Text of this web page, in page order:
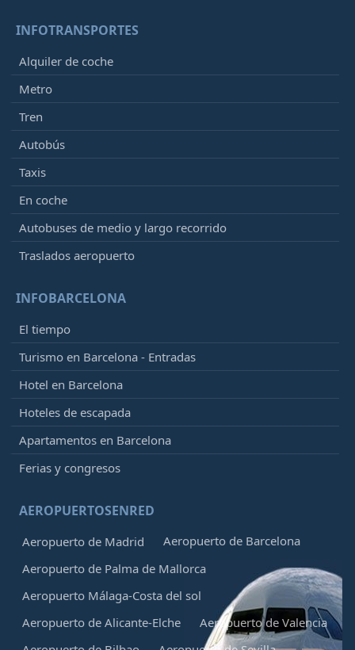
INFOTRANSPORTES
Alquiler de coche
Metro
Tren
Autobús
Taxis
En coche
Autobuses de medio y largo recorrido
Traslados aeropuerto
INFOBARCELONA
El tiempo
Turismo en Barcelona - Entradas
Hotel en Barcelona
Hoteles de escapada
Apartamentos en Barcelona
Ferias y congresos
AEROPUERTOSENRED
Aeropuerto de Madrid
Aeropuerto de Barcelona
Aeropuerto de Palma de Mallorca
Aeropuerto Málaga-Costa del sol
Aeropuerto de Alicante-Elche
Aeropuerto de Valencia